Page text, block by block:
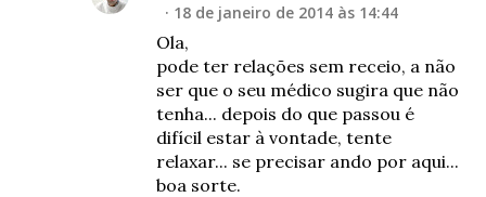
18 de janeiro de 2014 às 14:44
Ola,
pode ter relações sem receio, a não
ser que o seu médico sugira que não
tenha... depois do que passou é
difícil estar à vontade, tente
relaxar... se precisar ando por aqui...
boa sorte.